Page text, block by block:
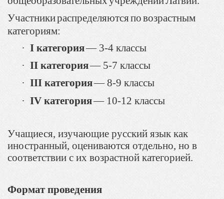
Участникираспределяютсяповозрастным
категориям:
· Iкатегория—3-4классы
· IIкатегория—5-7классы
· IIIкатегория—8-9классы
· IVкатегория—10-12классы
Учащиеся, изучающие русский язык как
иностранный, оцениваются отдельно, но в
соответствии с их возрастной категорией.
Формат проведения